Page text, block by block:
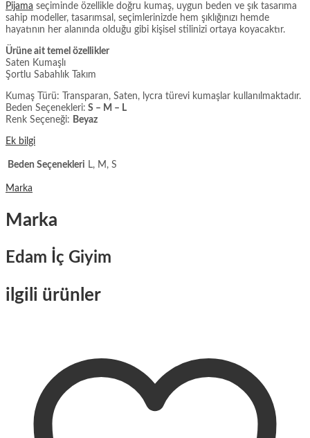
Pijama seçiminde özellikle doğru kumaş, uygun beden ve şık tasarıma
sahip modeller, tasarımsal, seçimlerinizde hem şıklığınızı hemde
hayatının her alanında olduğu gibi kişisel stilinizi ortaya koyacaktır.
Ürüne ait temel özellikler
Saten Kumaşlı
Şortlu Sabahlık Takım
Kumaş Türü: Transparan, Saten, lycra türevi kumaşlar kullanılmaktadır.
Beden Seçenekleri: S – M – L
Renk Seçeneği: Beyaz
Ek bilgi
Beden Seçenekleri L, M, S
Marka
Marka
Edam İç Giyim
ilgili ürünler